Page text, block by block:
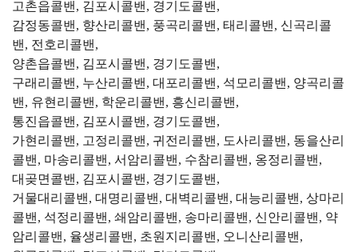
고촌읍콜밴, 김포시콜밴, 경기도콜밴,
감정동콜밴, 향산리콜밴, 풍곡리콜밴, 태리콜밴, 신곡리콜
밴, 전호리콜밴,
양촌읍콜밴, 김포시콜밴, 경기도콜밴,
구래리콜밴, 누산리콜밴, 대포리콜밴, 석모리콜밴, 양곡리콜
밴, 유현리콜밴, 학운리콜밴, 흥신리콜밴,
통진읍콜밴, 김포시콜밴, 경기도콜밴,
가현리콜밴, 고정리콜밴, 귀전리콜밴, 도사리콜밴, 동을산리
콜밴, 마송리콜밴, 서암리콜밴, 수참리콜밴, 옹정리콜밴,
대곶면콜밴, 김포시콜밴, 경기도콜밴,
거물대리콜밴, 대명리콜밴, 대벽리콜밴, 대능리콜밴, 상마리
콜밴, 석정리콜밴, 쇄암리콜밴, 송마리콜밴, 신안리콜밴, 약
암리콜밴, 율생리콜밴, 초원지리콜밴, 오니산리콜밴,